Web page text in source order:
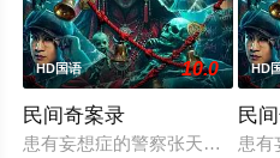
HD国语 10.0
民间奇案录
患有妄想症的警察张天盛遇上
HD
民
患有